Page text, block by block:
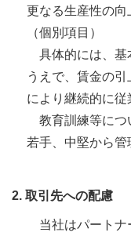
更なる生産性の向
（個別項目）
具体的には、基
うえで、賃金の
により継続的に従
教育訓練等につ
若手、中堅から管
取引先への配慮
当社はパートナ